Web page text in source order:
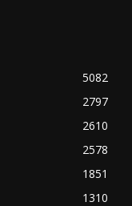
5082
2797
2610
2578
1851
1310